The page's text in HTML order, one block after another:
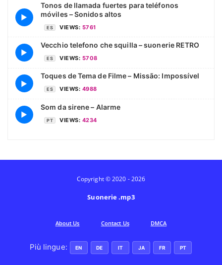
▶
Tonos de llamada fuertes para teléfonos
móviles – Sonidos altos
ES VIEWS: 5761
▶
Vecchio telefono che squilla – suonerie RETRO
ES VIEWS: 5708
▶
Toques de Tema de Filme – Missão: Impossível
ES VIEWS: 4988
▶
Som da sirene – Alarme
PT VIEWS: 4234
Copyright © 2020 - 2026
Suonerie .mp3
Аbout Us Contact Us DMCA
Più lingue: EN DE IT JA FR PT